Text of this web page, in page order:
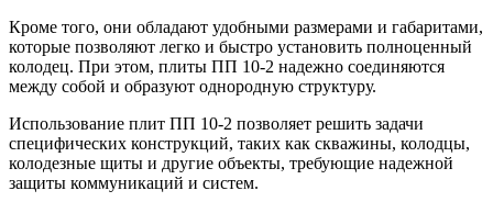
Кроме того, они обладают удобными размерами и габаритами,
которые позволяют легко и быстро установить полноценный
колодец. При этом, плиты ПП 10-2 надежно соединяются
между собой и образуют однородную структуру.
Использование плит ПП 10-2 позволяет решить задачи
специфических конструкций, таких как скважины, колодцы,
колодезные щиты и другие объекты, требующие надежной
защиты коммуникаций и систем.